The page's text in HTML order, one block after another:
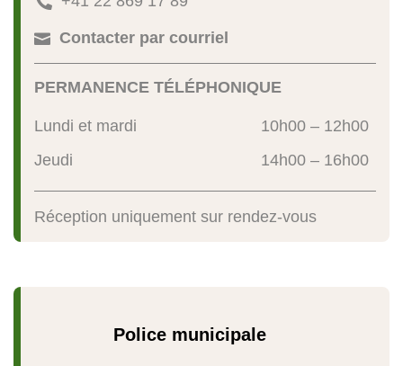
 Contacter par courriel
PERMANENCE TÉLÉPHONIQUE
Lundi et mardi
10h00 – 12h00
Jeudi
14h00 – 16h00
Réception uniquement sur rendez-vous
Police municipale